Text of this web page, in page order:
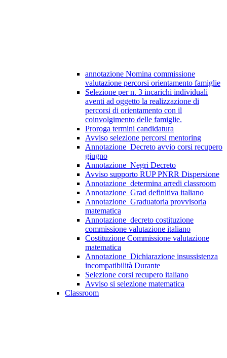
annotazione Nomina commissione
valutazione percorsi orientamento famiglie
Selezione per n. 3 incarichi individuali
aventi ad oggetto la realizzazione di
percorsi di orientamento con il
coinvolgimento delle famiglie.
Proroga termini candidatura
Avviso selezione percorsi mentoring
Annotazione_Decreto avvio corsi recupero
giugno
Annotazione_Negri Decreto
Avviso supporto RUP PNRR Dispersione
Annotazione_determina arredi classroom
Annotazione_Grad definitiva italiano
Annotazione_Graduatoria provvisoria
matematica
Annotazione_decreto costituzione
commissione valutazione italiano
Costituzione Commissione valutazione
matematica
Annotazione_Dichiarazione insussistenza
incompatibilità Durante
Selezione corsi recupero italiano
Avviso si selezione matematica
Classroom